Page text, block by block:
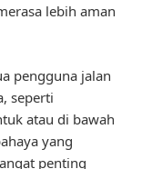
lebih aman
pengguna jalan
seperti
atau di bawah
yang
penting